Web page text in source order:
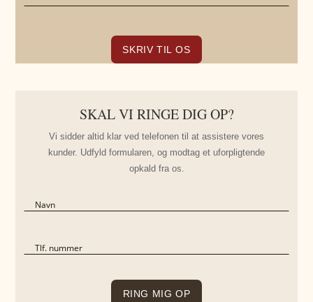
SKAL VI RINGE DIG OP?
Vi sidder altid klar ved telefonen til at assistere vores
kunder. Udfyld formularen, og modtag et uforpligtende
opkald fra os.